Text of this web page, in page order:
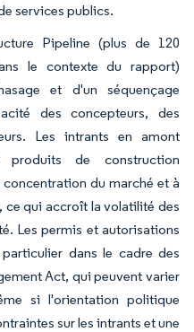
services publics.
Pipeline (plus de 120
le contexte du rapport)
et d'un séquençage
des concepteurs, des
Les intrants en amont
de construction
du marché et à
ce qui accroît la volatilité des
Les permis et autorisations
dans le cadre des
Act, qui peuvent varier
si l'orientation politique
sur les intrants et une